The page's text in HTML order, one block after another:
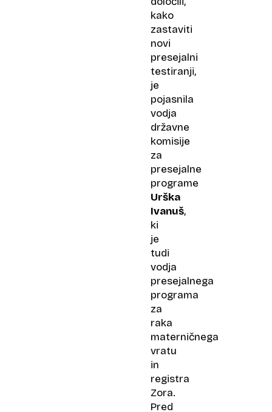
kako
zastaviti
novi
presejalni
testiranji,
je
pojasnila
vodja
državne
komisije
za
presejalne
programe
Urška
Ivanuš,
ki
je
tudi
vodja
presejalnega
programa
za
raka
materničnega
vratu
in
registra
Zora.
Pred